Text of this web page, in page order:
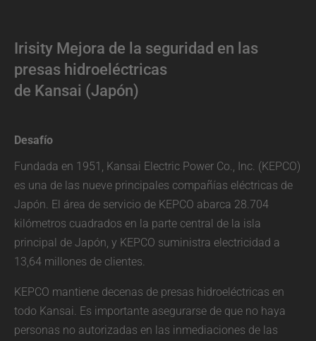
Irisity Mejora de la seguridad en las
presas hidroeléctricas
de Kansai (Japón)
Desafío
Fundada en 1951, Kansai Electric Power Co., Inc. (KEPCO)
es una de las nueve principales compañías eléctricas de
Japón. El área de servicio de KEPCO abarca 28.704
kilómetros cuadrados en la parte central de la isla
principal de Japón, y KEPCO suministra electricidad a
13,64 millones de clientes.
KEPCO mantiene decenas de presas hidroeléctricas en
todo Kansai. Es importante asegurarse de que no haya
personas no autorizadas en las inmediaciones de las